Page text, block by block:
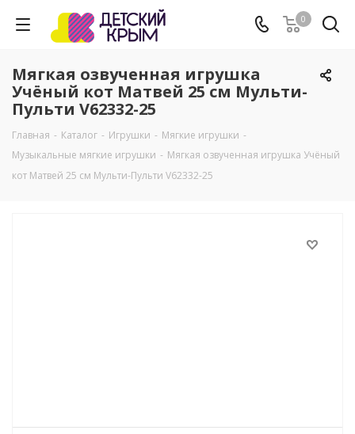
0
Мягкая озвученная игрушка
Учёный кот Матвей 25 см Мульти-
Пульти V62332-25
Главная - Каталог - Игрушки - Мягкие игрушки -
Музыкальные мягкие игрушки - Мягкая озвученная игрушка Учёный
кот Матвей 25 см Мульти-Пульти V62332-25